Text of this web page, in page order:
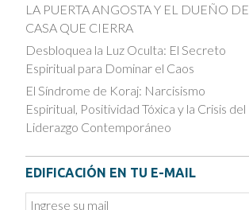
LA PUERTA ANGOSTA Y EL DUEÑO DE
CASA QUE CIERRA
Desbloquea la Luz Oculta: El Secreto
Espiritual para Dominar el Caos
El Síndrome de Koraj: Narcisismo
Espiritual, Positividad Tóxica y la Crisis del
Liderazgo Contemporáneo
EDIFICACIÓN EN TU E-MAIL
Email